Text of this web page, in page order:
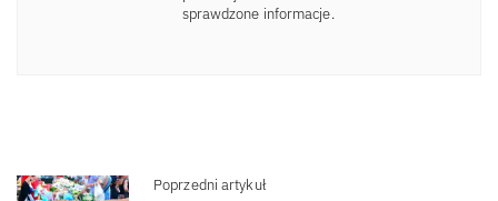
sprawdzone informacje.
Poprzedni artykuł